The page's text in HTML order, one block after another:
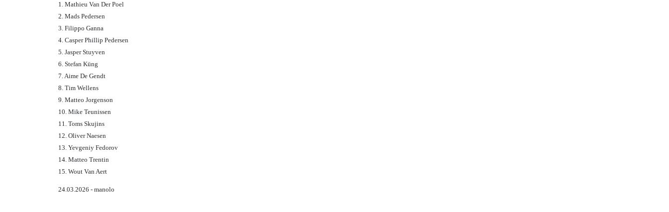
1. Mathieu Van Der Poel
2. Mads Pedersen
3. Filippo Ganna
4. Casper Phillip Pedersen
5. Jasper Stuyven
6. Stefan Küng
7. Aime De Gendt
8. Tim Wellens
9. Matteo Jorgenson
10. Mike Teunissen
11. Toms Skujins
12. Oliver Naesen
13. Yevgeniy Fedorov
14. Matteo Trentin
15. Wout Van Aert
24.03.2026 - manolo